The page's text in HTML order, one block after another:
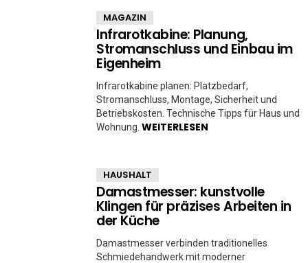
MAGAZIN
Infrarotkabine: Planung,
Stromanschluss und Einbau im
Eigenheim
Infrarotkabine planen: Platzbedarf,
Stromanschluss, Montage, Sicherheit und
Betriebskosten. Technische Tipps für Haus und
Wohnung. WEITERLESEN
HAUSHALT
Damastmesser: kunstvolle
Klingen für präzises Arbeiten in
der Küche
Damastmesser verbinden traditionelles
Schmiedehandwerk mit moderner